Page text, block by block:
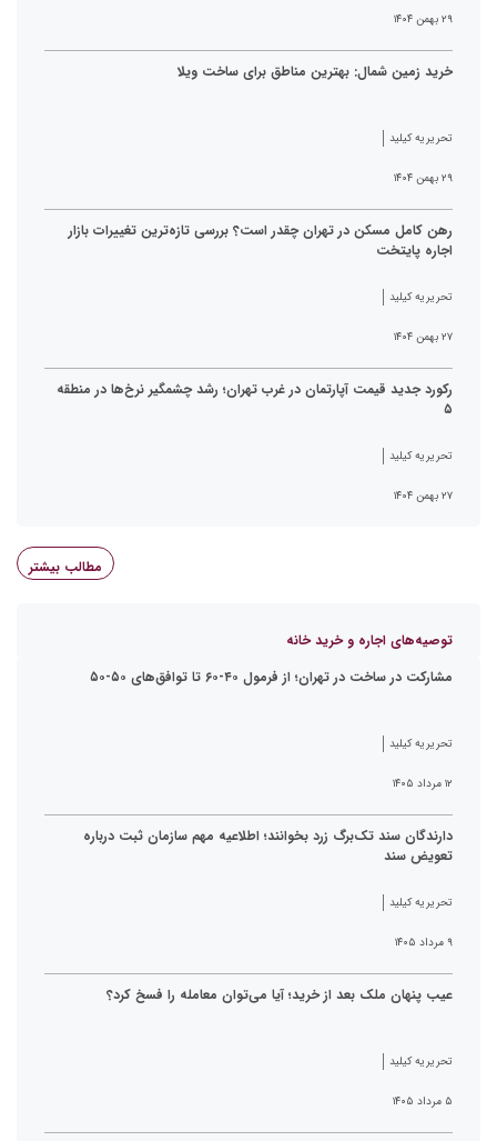
۲۹ بهمن ۱۴۰۴
خرید زمین شمال: بهترین مناطق برای ساخت ویلا
تحریریه کیلید
۲۹ بهمن ۱۴۰۴
رهن کامل مسکن در تهران چقدر است؟ بررسی تازه‌ترین تغییرات بازار
اجاره پایتخت
تحریریه کیلید
۲۷ بهمن ۱۴۰۴
رکورد جدید قیمت آپارتمان در غرب تهران؛ رشد چشمگیر نرخ‌ها در منطقه
۵
تحریریه کیلید
۲۷ بهمن ۱۴۰۴
مطالب بیشتر
توصیه‌های اجاره و خرید خانه
مشارکت در ساخت در تهران؛ از فرمول ۴۰-۶۰ تا توافق‌های ۵۰-۵۰
تحریریه کیلید
۱۲ مرداد ۱۴۰۵
دارندگان سند تک‌برگ زرد بخوانند؛ اطلاعیه مهم سازمان ثبت درباره
تعویض سند
تحریریه کیلید
۹ مرداد ۱۴۰۵
عیب پنهان ملک بعد از خرید؛ آیا می‌توان معامله را فسخ کرد؟
تحریریه کیلید
۵ مرداد ۱۴۰۵